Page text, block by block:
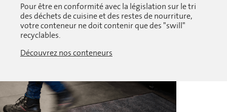
Pour être en conformité avec la législation sur le tri
des déchets de cuisine et des restes de nourriture,
votre conteneur ne doit contenir que des "swill"
recyclables.
Découvrez nos conteneurs